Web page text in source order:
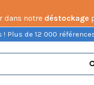
dans notre déstockage
de 12 000